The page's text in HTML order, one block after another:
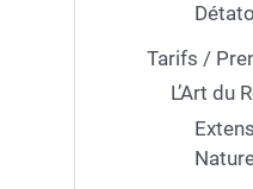
Tarifs /
L’Art du